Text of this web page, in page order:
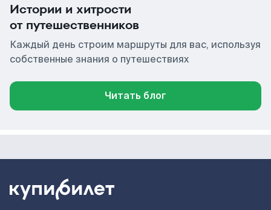
Истории и хитрости
от путешественников
Каждый день строим маршруты для вас, используя
собственные знания о путешествиях
Читать блог